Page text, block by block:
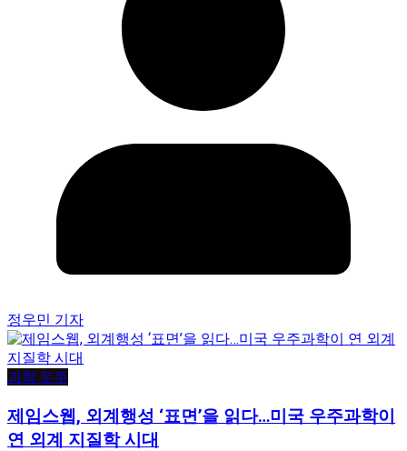
정우민 기자
과학·우주
제임스웹, 외계행성 ‘표면’을 읽다…미국 우주과학이
연 외계 지질학 시대